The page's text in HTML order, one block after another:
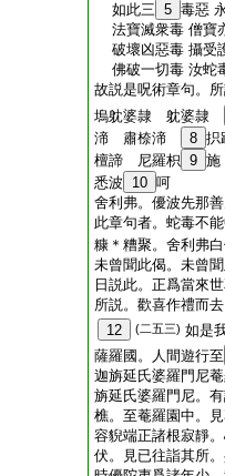
如此三 5 毒惡
法寶滅衆毒 僧寶
破壞凶惡毒 攝受
佛破一切毒 汝蛇
故説是呪術章句。
塢躭婆隷 躭婆隷
渧 肅㮈渧
8
檀諦 尼羅枳 9
悉波
10 呵
舍利弗。優波先那
此章句者。蛇毒不
糠＊糟聚。舍利弗
未曾聞此偈。未曾
日説此。正爲當來
所説。歡喜作禮而去
12
(二五三) 如是
薩羅國。人間遊行至
迦旃延氏婆羅門尼
旃延氏婆羅門尼。
樵。至菴羅園中。
容貎端正諸根寂靜
伏。見已往詣其所